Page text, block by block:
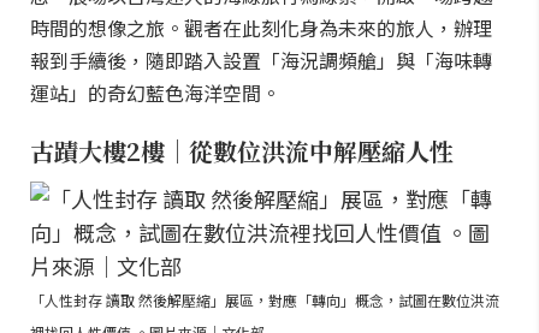
時間的想像之旅。觀者在此刻化身為未來的旅人，辦理
報到手續後，隨即踏入設置「海況調頻艙」與「海味轉
運站」的奇幻藍色海洋空間。
古蹟大樓2樓｜從數位洪流中解壓縮人性
「人性封存 讀取 然後解壓縮」展區，對應「轉向」概念，試圖在數位洪流